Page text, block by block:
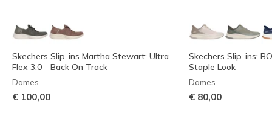
Skechers Slip-ins Martha Stewart: Ultra
Flex 3.0 - Back On Track
Dames
€ 100,00
Skechers Slip-ins:
Staple Look
Dames
€ 80,00